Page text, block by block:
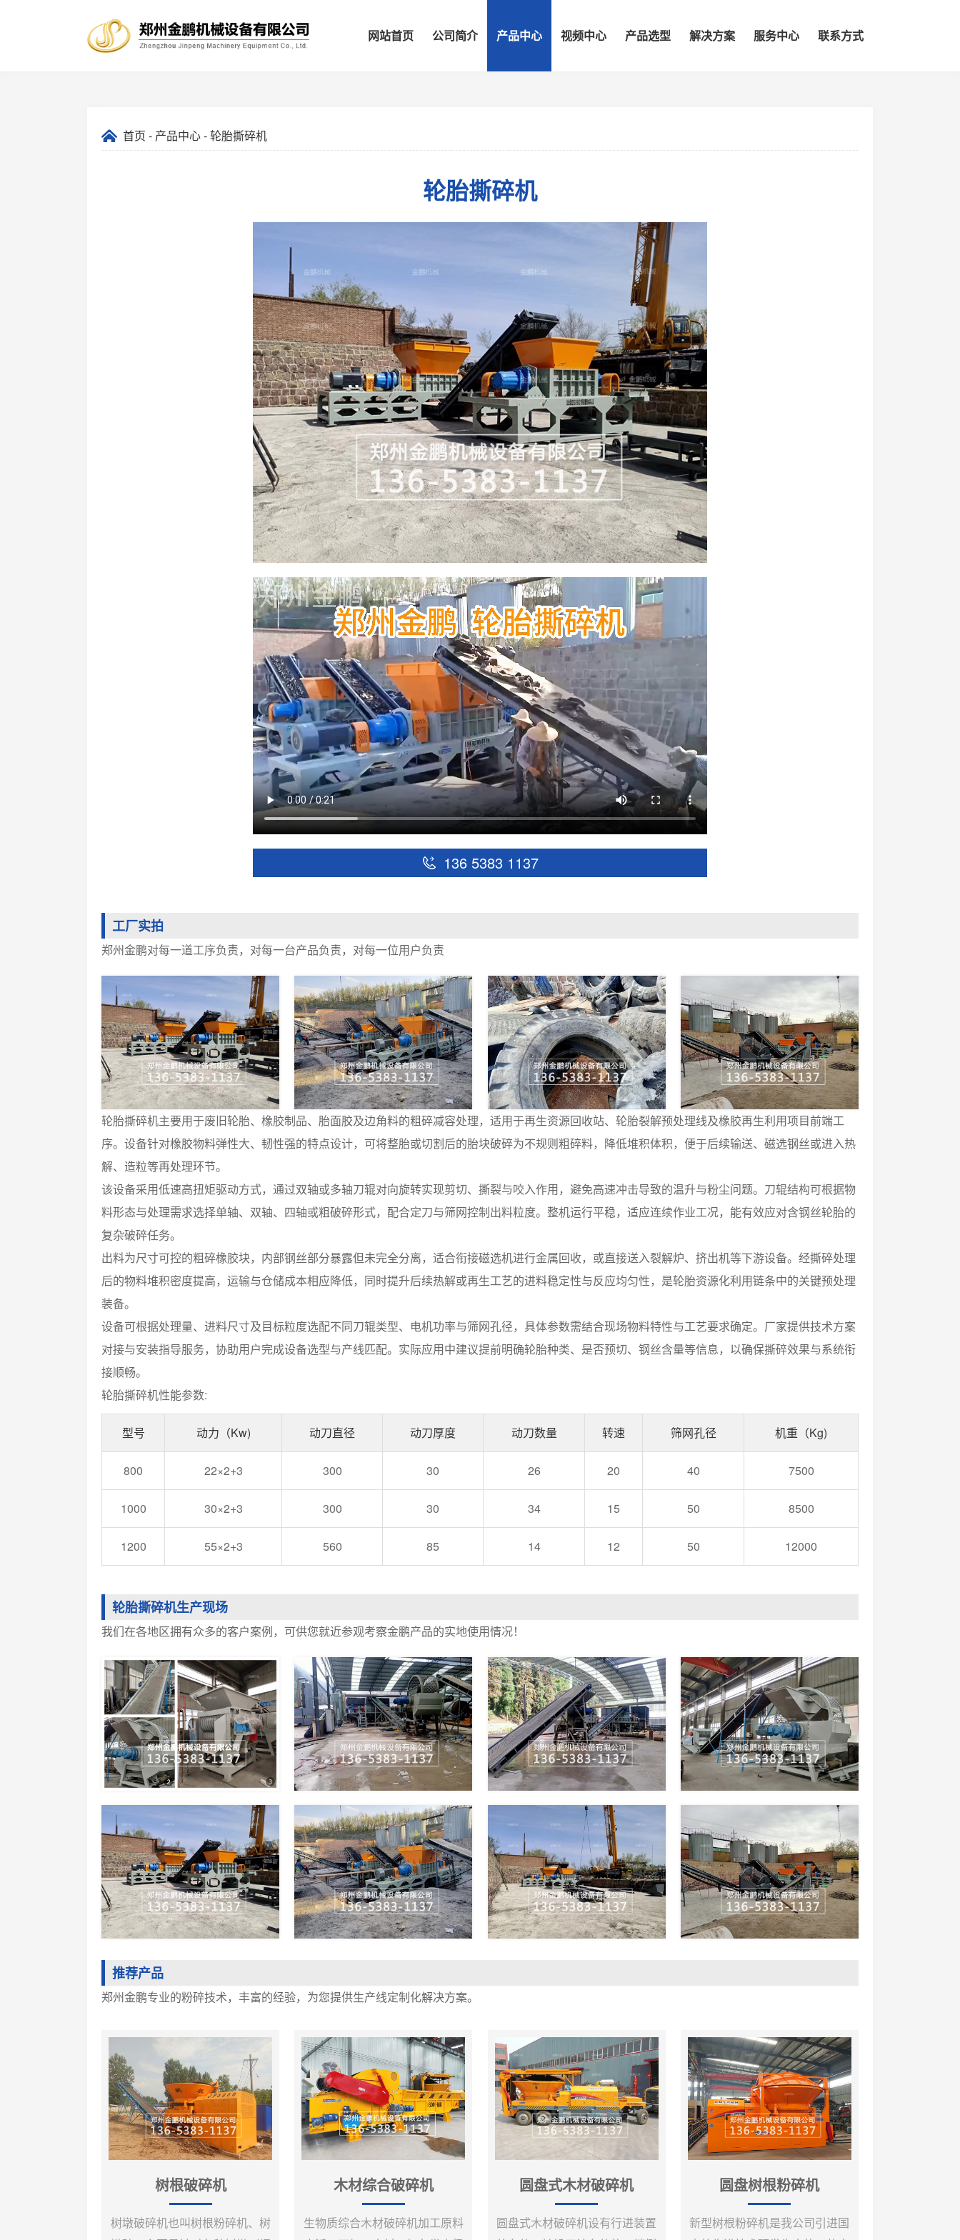
网站首页 公司简介 产品中心 视频中心 产品选型 解决方案 服务中心 联系方式
首页 - 产品中心- 轮胎撕碎机
轮胎撕碎机
136 5383 1137
工厂实拍
郑州金鹏对每一道工序负责，对每一台产品负责，对每一位用户负责
轮胎撕碎机主要用于废旧轮胎、橡胶制品、胎面胶及边角料的粗碎减容处理，适用于再生资源回收站、轮胎裂解预处理线及橡胶再生利用项目前端工
序。设备针对橡胶物料弹性大、韧性强的特点设计，可将整胎或切割后的胎块破碎为不规则粗碎料，降低堆积体积，便于后续输送、磁选钢丝或进入热
解、造粒等再处理环节。
该设备采用低速高扭矩驱动方式，通过双轴或多轴刀辊对向旋转实现剪切、撕裂与咬入作用，避免高速冲击导致的温升与粉尘问题。刀辊结构可根据物
料形态与处理需求选择单轴、双轴、四轴或粗破碎形式，配合定刀与筛网控制出料粒度。整机运行平稳，适应连续作业工况，能有效应对含钢丝轮胎的
复杂破碎任务。
出料为尺寸可控的粗碎橡胶块，内部钢丝部分暴露但未完全分离，适合衔接磁选机进行金属回收，或直接送入裂解炉、挤出机等下游设备。经撕碎处理
后的物料堆积密度提高，运输与仓储成本相应降低，同时提升后续热解或再生工艺的进料稳定性与反应均匀性，是轮胎资源化利用链条中的关键预处理
装备。
设备可根据处理量、进料尺寸及目标粒度选配不同刀辊类型、电机功率与筛网孔径，具体参数需结合现场物料特性与工艺要求确定。厂家提供技术方案
对接与安装指导服务，协助用户完成设备选型与产线匹配。实际应用中建议提前明确轮胎种类、是否预切、钢丝含量等信息，以确保撕碎效果与系统衔
接顺畅。
轮胎撕碎机性能参数:
型号 动力（Kw) 动刀直径 动刀厚度 动刀数量 转速 筛网孔径 机重（Kg)
800 22×2+3 300 30 26 20 40 7500
1000 30×2+3 300 30 34 15 50 8500
1200 55×2+3 560 85 14 12 50 12000
轮胎撕碎机生产现场
我们在各地区拥有众多的客户案例，可供您就近参观考察金鹏产品的实地使用情况！
推荐产品
郑州金鹏专业的粉碎技术，丰富的经验，为您提供生产线定制化解决方案。
树根破碎机
树墩破碎机也叫树根粉碎机、树
木材综合破碎机
生物质综合木材破碎机加工原料
圆盘式木材破碎机
圆盘式木材破碎机设有行进装置
圆盘树根粉碎机
新型树根粉碎机是我公司引进国